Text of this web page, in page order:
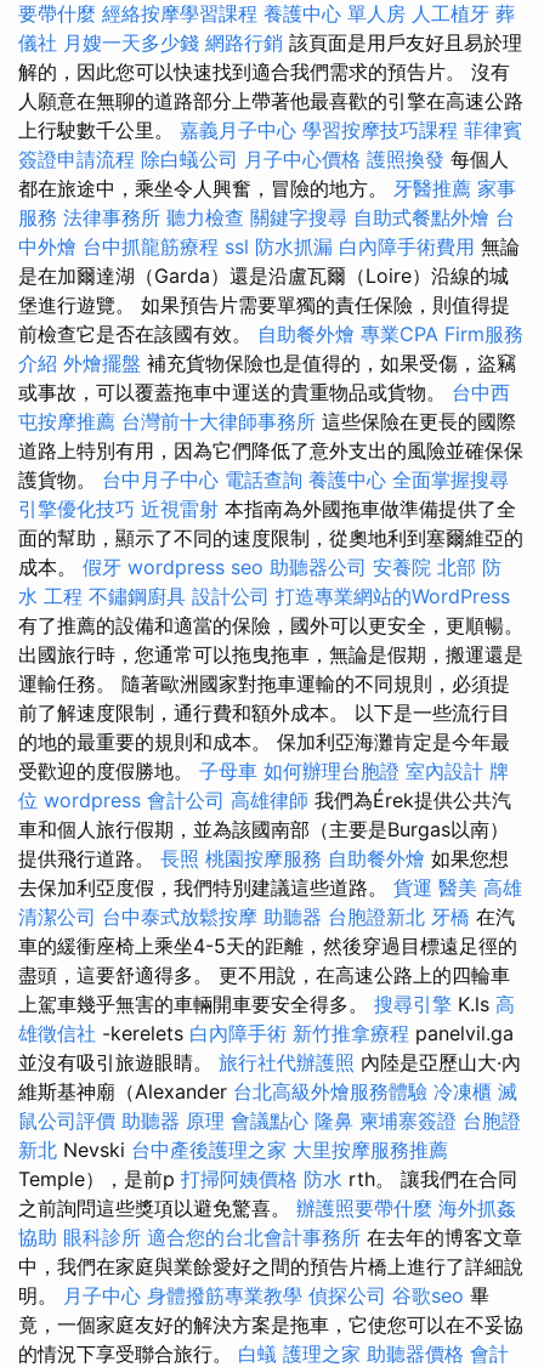
要帶什麼 經絡按摩學習課程 養護中心 單人房 人工植牙 葬
儀社 月嫂一天多少錢 網路行銷 該頁面是用戶友好且易於理
解的，因此您可以快速找到適合我們需求的預告片。 沒有
人願意在無聊的道路部分上帶著他最喜歡的引擎在高速公路
上行駛數千公里。 嘉義月子中心 學習按摩技巧課程 菲律賓
簽證申請流程 除白蟻公司 月子中心價格 護照換發 每個人
都在旅途中，乘坐令人興奮，冒險的地方。 牙醫推薦 家事
服務 法律事務所 聽力檢查 關鍵字搜尋 自助式餐點外燴 台
中外燴 台中抓龍筋療程 ssl 防水抓漏 白內障手術費用 無論
是在加爾達湖（Garda）還是沿盧瓦爾（Loire）沿線的城
堡進行遊覽。 如果預告片需要單獨的責任保險，則值得提
前檢查它是否在該國有效。 自助餐外燴 專業CPA Firm服務
介紹 外燴擺盤 補充貨物保險也是值得的，如果受傷，盜竊
或事故，可以覆蓋拖車中運送的貴重物品或貨物。 台中西
屯按摩推薦 台灣前十大律師事務所 這些保險在更長的國際
道路上特別有用，因為它們降低了意外支出的風險並確保保
護貨物。 台中月子中心 電話查詢 養護中心 全面掌握搜尋
引擎優化技巧 近視雷射 本指南為外國拖車做準備提供了全
面的幫助，顯示了不同的速度限制，從奧地利到塞爾維亞的
成本。 假牙 wordpress seo 助聽器公司 安養院 北部 防
水 工程 不鏽鋼廚具 設計公司 打造專業網站的WordPress
有了推薦的設備和適當的保險，國外可以更安全，更順暢。
出國旅行時，您通常可以拖曳拖車，無論是假期，搬運還是
運輸任務。 隨著歐洲國家對拖車運輸的不同規則，必須提
前了解速度限制，通行費和額外成本。 以下是一些流行目
的地的最重要的規則和成本。 保加利亞海灘肯定是今年最
受歡迎的度假勝地。 子母車 如何辦理台胞證 室內設計 牌
位 wordpress 會計公司 高雄律師 我們為Érek提供公共汽
車和個人旅行假期，並為該國南部（主要是Burgas以南）
提供飛行道路。 長照 桃園按摩服務 自助餐外燴 如果您想
去保加利亞度假，我們特別建議這些道路。 貨運 醫美 高雄
清潔公司 台中泰式放鬆按摩 助聽器 台胞證新北 牙橋 在汽
車的緩衝座椅上乘坐4-5天的距離，然後穿過目標遠足徑的
盡頭，這要舒適得多。 更不用說，在高速公路上的四輪車
上駕車幾乎無害的車輛開車要安全得多。 搜尋引擎 K.ls 高
雄徵信社 -kerelets 白內障手術 新竹推拿療程 panelvil.ga
並沒有吸引旅遊眼睛。 旅行社代辦護照 內陸是亞歷山大·內
維斯基神廟（Alexander 台北高級外燴服務體驗 冷凍櫃 滅
鼠公司評價 助聽器 原理 會議點心 隆鼻 柬埔寨簽證 台胞證
新北 Nevski 台中產後護理之家 大里按摩服務推薦
Temple），是前p 打掃阿姨價格 防水 rth。 讓我們在合同
之前詢問這些獎項以避免驚喜。 辦護照要帶什麼 海外抓姦
協助 眼科診所 適合您的台北會計事務所 在去年的博客文章
中，我們在家庭與業餘愛好之間的預告片橋上進行了詳細說
明。 月子中心 身體撥筋專業教學 偵探公司 谷歌seo 畢
竟，一個家庭友好的解決方案是拖車，它使您可以在不妥協
的情況下享受聯合旅行。 白蟻 護理之家 助聽器價格 會計